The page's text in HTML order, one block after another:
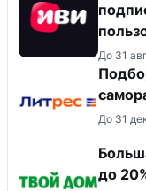
До 31
До 31
до